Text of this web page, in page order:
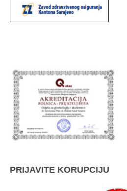
PRIJAVITE KORUPCIJU